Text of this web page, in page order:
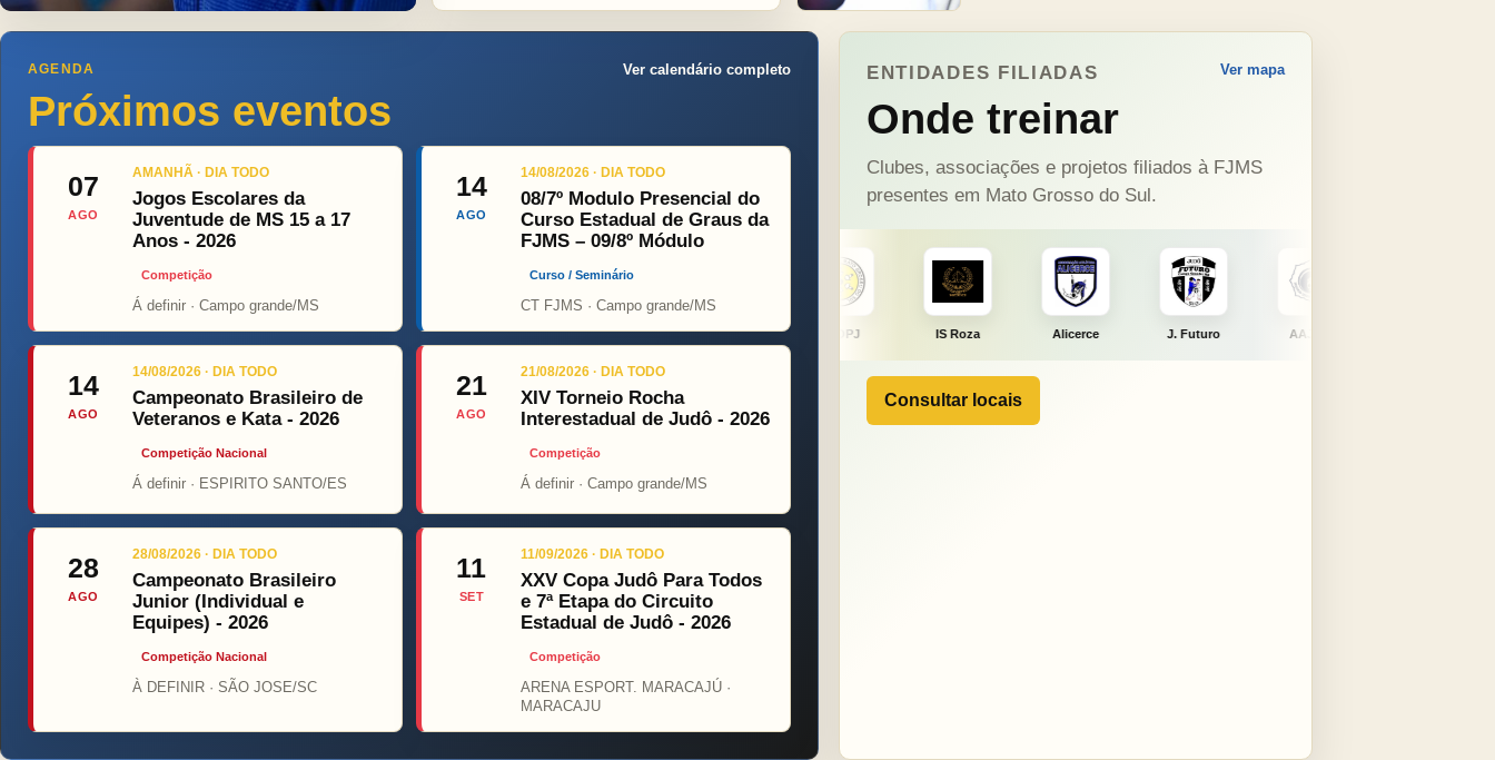
AGENDA
Próximos eventos
Ver calendário completo
07
AGO
AMANHÃ · DIA TODO
Jogos Escolares da
Juventude de MS 15 a 17
Anos - 2026
Competição
Á definir · Campo grande/MS
14
AGO
14/08/2026 · DIA TODO
08/7º Modulo Presencial do
Curso Estadual de Graus da
FJMS – 09/8º Módulo
Curso / Seminário
CT FJMS · Campo grande/MS
14
AGO
14/08/2026 · DIA TODO
Campeonato Brasileiro de
Veteranos e Kata - 2026
Competição Nacional
Á definir · ESPIRITO SANTO/ES
21
AGO
21/08/2026 · DIA TODO
XIV Torneio Rocha
Interestadual de Judô - 2026
Competição
Á definir · Campo grande/MS
28
AGO
28/08/2026 · DIA TODO
Campeonato Brasileiro
Junior (Individual e
Equipes) - 2026
Competição Nacional
À DEFINIR · SÃO JOSE/SC
11
SET
11/09/2026 · DIA TODO
XXV Copa Judô Para Todos
e 7ª Etapa do Circuito
Estadual de Judô - 2026
Competição
ARENA ESPORT. MARACAJÚ ·
MARACAJU
ENTIDADES FILIADAS
Onde treinar
Ver mapa
Clubes, associações e projetos filiados à FJMS
presentes em Mato Grosso do Sul.
Top Fight ONÇA PINT PSOPJ IS Roza Alicerce J. Futuro AAJNG TSURU
Consultar locais